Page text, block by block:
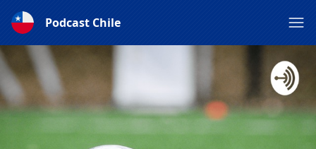
Podcast Chile